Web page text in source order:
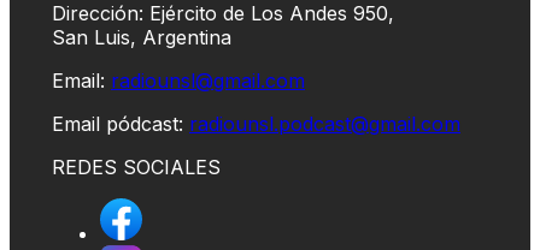
Dirección: Ejército de Los Andes 950,
San Luis, Argentina
Email: radiounsl@gmail.com
Email pódcast: radiounsl.podcast@gmail.com
REDES SOCIALES